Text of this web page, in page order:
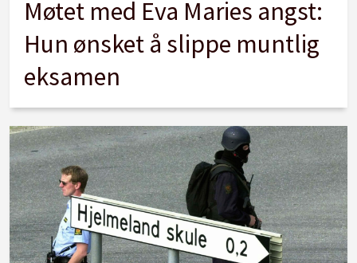
Møtet med Eva Maries angst:
Hun ønsket å slippe muntlig
eksamen